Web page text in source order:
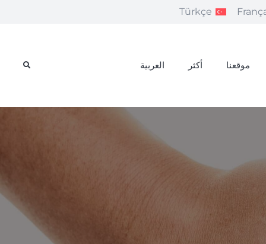
Türkçe
موقعنا أكثر العربية